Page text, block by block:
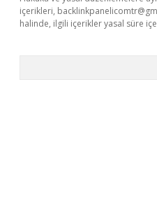
içerikleri,
halinde, ilgili içerikler yasal süre